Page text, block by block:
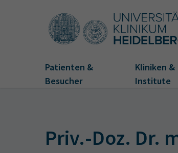
Patienten &
Besucher
Kliniken &
Institute
Priv.-Doz. Dr.